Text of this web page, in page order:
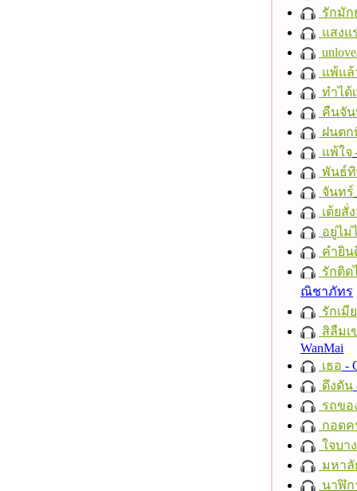
รักมัก
แสงแ
แพ้แล้
ทำได้
คืนจั
ฝนตก
แพ้ใจ
พันธ์
จันทร์
เต้ยสั่
อยู่ไม่
คำยิน
รักติด
ณิชาภัทร
รักเมี
สิลืมเ
WanMai
เธอ -
ดึงดัน
รถขอ
กอดค
ใจบาง
มหาลั
นาฬิก